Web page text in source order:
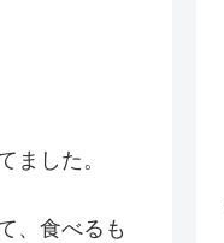
ました。
、食べるも